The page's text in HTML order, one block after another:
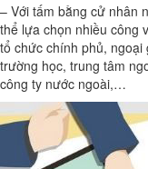
– Với tấm bằng cử nhân
thể lựa chọn nhiều công
tổ chức chính phủ, ngoại
trường học, trung tâm
công ty nước ngoài,…